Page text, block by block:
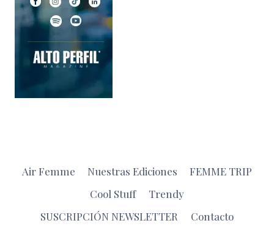
Air Femme Nuestras Ediciones
FEMME TRIP
Cool Stuff
Trendy
SUSCRIPCIÓN NEWSLETTER
Contacto